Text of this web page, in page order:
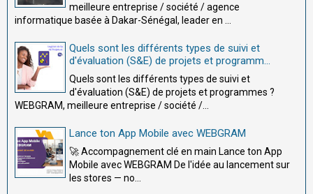
meilleure entreprise / société / agence
informatique basée à Dakar-Sénégal, leader en ...
Quels sont les différents types de suivi et
d'évaluation (S&E) de projets et programm...
Quels sont les différents types de suivi et
d'évaluation (S&E) de projets et programmes ?
WEBGRAM, meilleure entreprise / société /...
Lance ton App Mobile avec WEBGRAM
🚀 Accompagnement clé en main Lance ton App
Mobile avec WEBGRAM De l'idée au lancement sur
les stores — no...